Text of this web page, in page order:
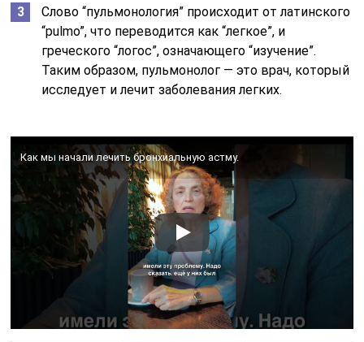
Слово “пульмонология” происходит от латинского
“pulmo”, что переводится как “легкое”, и
греческого “логос”, означающего “изучение”.
Таким образом, пульмонолог — это врач, который
исследует и лечит заболевания легких.
Как мы начали лечить бронхиальную астму.